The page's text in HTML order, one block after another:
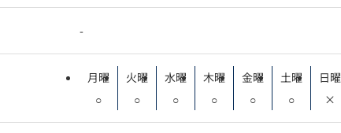
-
月曜
○
火曜
○
水曜
○
木曜
○
金曜
○
土曜
○
日曜
×